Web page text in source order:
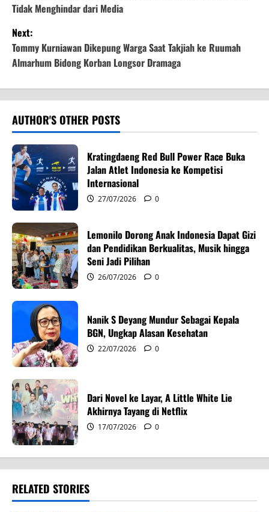
s
t
n
a
v
i
g
a
t
i
o
n
Tidak Menghindar dari Media
Next:
Tommy Kurniawan Dikepung Warga Saat Takjiah ke Ruumah
Almarhum Bidong Korban Longsor Dramaga
AUTHOR'S OTHER POSTS
Kratingdaeng Red Bull Power Race Buka
Jalan Atlet Indonesia ke Kompetisi
Internasional
27/07/2026 0
Lemonilo Dorong Anak Indonesia Dapat Gizi
dan Pendidikan Berkualitas, Musik hingga
Seni Jadi Pilihan
26/07/2026 0
Nanik S Deyang Mundur Sebagai Kepala
BGN, Ungkap Alasan Kesehatan
22/07/2026 0
Dari Novel ke Layar, A Little White Lie
Akhirnya Tayang di Netflix
17/07/2026 0
RELATED STORIES